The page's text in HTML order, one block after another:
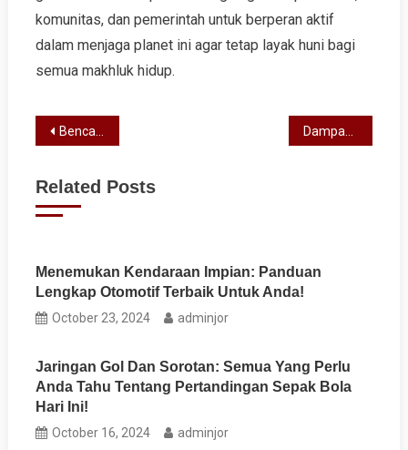
komunitas, dan pemerintah untuk berperan aktif
dalam menjaga planet ini agar tetap layak huni bagi
semua makhluk hidup.
Post
Bencana Alam Terbaru di Dunia: Apa yang Terjadi?
Related Posts
Menemukan Kendaraan Impian: Panduan
Lengkap Otomotif Terbaik Untuk Anda!
October 23, 2024 adminjor
Jaringan Gol Dan Sorotan: Semua Yang Perlu
Anda Tahu Tentang Pertandingan Sepak Bola
Hari Ini!
October 16, 2024 adminjor